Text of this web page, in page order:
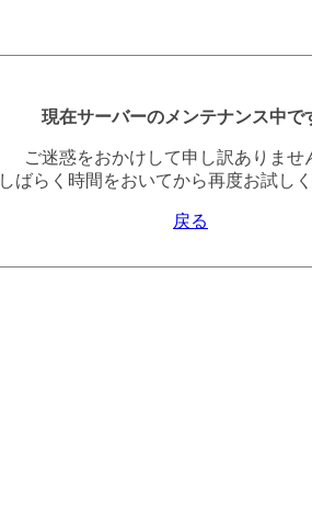
現在サーバーのメンテナンス中で
ご迷惑をおかけして申し訳ありませ
しばらく時間をおいてから再度お試しく
戻る